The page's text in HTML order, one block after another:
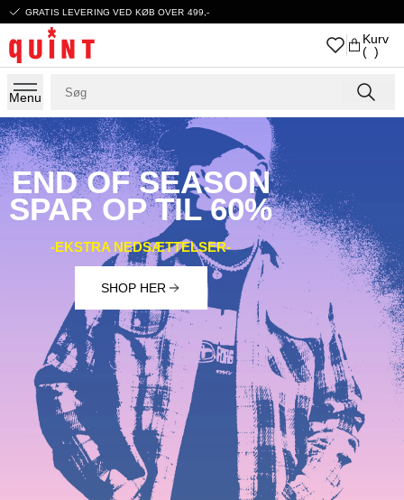
GRATIS LEVERING VED KØB OVER 499,-
Kurv
( )
Menu
END OF SEASON
SPAR OP TIL 60%
-EKSTRA NEDSÆTTELSER-
SHOP HER